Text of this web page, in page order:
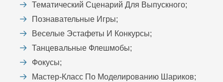
Тематический Сценарий Для Выпускного;
Познавательные Игры;
Веселые Эстафеты И Конкурсы;
Танцевальные Флешмобы;
Фокусы;
Мастер-Класс По Моделированию Шариков;